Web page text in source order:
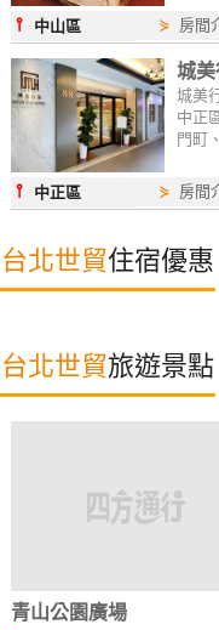
⫯ 中山區 ⋟ 房間
城
城美
中正
門町
⫯ 中正區 ⋟ 房間
台北世貿住宿優惠
台北世貿旅遊景點
青山公園廣場